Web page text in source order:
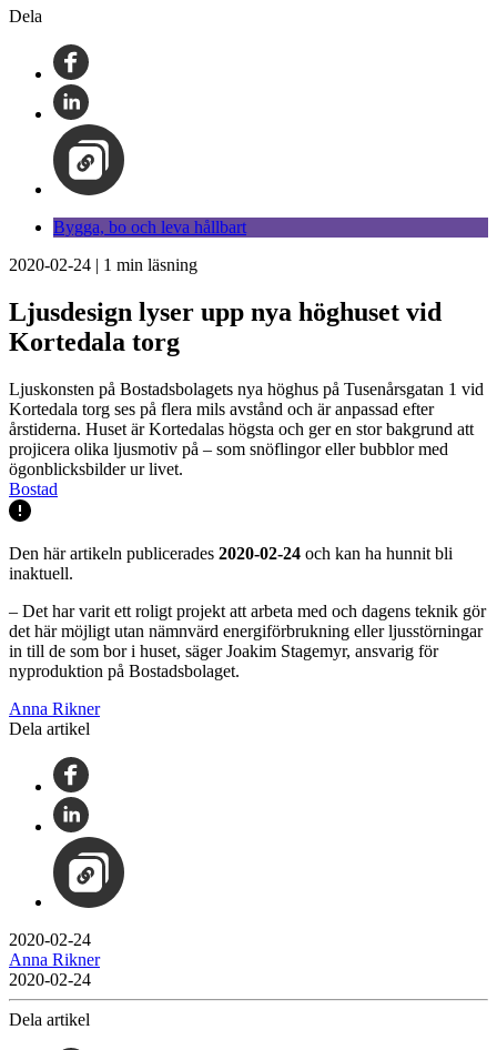
Dela
Bygga, bo och leva hållbart
2020-02-24 | 1 min läsning
Ljusdesign lyser upp nya höghuset vid
Kortedala torg
Ljuskonsten på Bostadsbolagets nya höghus på Tusenårsgatan 1 vid
Kortedala torg ses på flera mils avstånd och är anpassad efter
årstiderna. Huset är Kortedalas högsta och ger en stor bakgrund att
projicera olika ljusmotiv på – som snöflingor eller bubblor med
ögonblicksbilder ur livet.
Bostad
Den här artikeln publicerades 2020-02-24 och kan ha hunnit bli
inaktuell.
– Det har varit ett roligt projekt att arbeta med och dagens teknik gör
det här möjligt utan nämnvärd energiförbrukning eller ljusstörningar
in till de som bor i huset, säger Joakim Stagemyr, ansvarig för
nyproduktion på Bostadsbolaget.
Anna Rikner
Dela artikel
2020-02-24
Anna Rikner
2020-02-24
Dela artikel